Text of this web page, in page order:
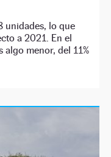
unidades, lo que
a 2021. En el
algo menor, del 11%